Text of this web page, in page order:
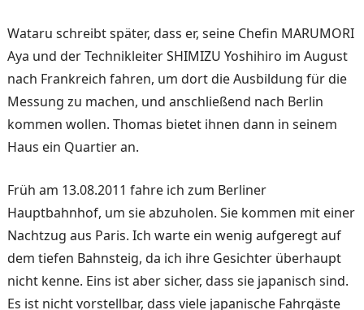
Wataru schreibt später, dass er, seine Chefin MARUMORI
Aya und der Technikleiter SHIMIZU Yoshihiro im August
nach Frankreich fahren, um dort die Ausbildung für die
Messung zu machen, und anschließend nach Berlin
kommen wollen. Thomas bietet ihnen dann in seinem
Haus ein Quartier an.
Früh am 13.08.2011 fahre ich zum Berliner
Hauptbahnhof, um sie abzuholen. Sie kommen mit einer
Nachtzug aus Paris. Ich warte ein wenig aufgeregt auf
dem tiefen Bahnsteig, da ich ihre Gesichter überhaupt
nicht kenne. Eins ist aber sicher, dass sie japanisch sind.
Es ist nicht vorstellbar, dass viele japanische Fahrgäste